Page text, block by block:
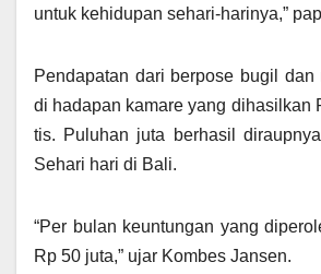
untuk kehidupan sehari-harinya,”
Pendapatan dari berpose bugil dan
di hadapan kamare yang dihasilkan
tis. Puluhan juta berhasil
Sehari hari di Bali.
“Per bulan keuntungan yang
Rp 50 juta,” ujar Kombes Jansen.